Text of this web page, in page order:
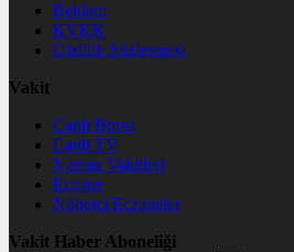
Reklam
KVKK
Gizlilik Sözleşmesi
Vakit
Canlı Borsa
Canlı TV
Namaz Vakitleri
Eczane
Nöbetçi Eczaneler
Vakit Haber Aboneliği